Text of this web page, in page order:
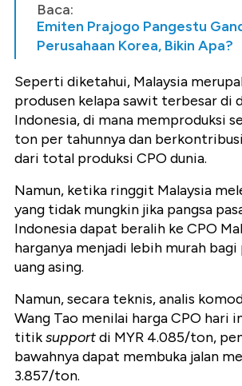
Baca:
Emiten Prajogo Pangestu
Perusahaan Korea, Bikin Apa?
Seperti diketahui, Malaysia
produsen kelapa sawit terbesar di
Indonesia, di mana memproduksi
ton per tahunnya dan
dari total produksi CPO dunia.
Namun, ketika ringgit Malaysia
yang tidak mungkin jika pangsa
Indonesia dapat beralih ke CPO
harganya menjadi lebih murah
uang asing.
Namun, secara teknis, analis
Wang Tao menilai harga CPO hari
titiksupportdi MYR 4.085/ton,
bawahnya dapat membuka jalan
3.857/ton.